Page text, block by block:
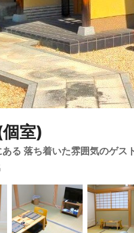
室)
る 落ち着いた雰囲気のゲス